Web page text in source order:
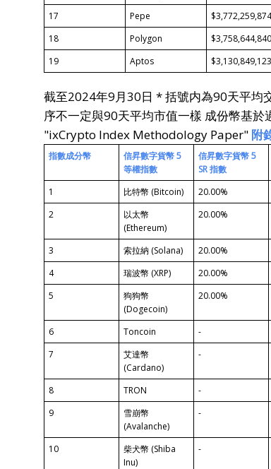
17
Pepe
18
Polygon
19
Aptos
截至2024年9月30日 * 括號内為90天平均
序不一定與90天平均市值一樣 成份幣基
"ixCrypto Index Methodology Paper" 附
指數成分幣 信昇數字貨幣5
等權指數
信昇數字貨幣5
SR指數
1
比特幣 (Bitcoin) 20.00%
2
以太幣
(Ethereum)
20.00%
3 索拉納 (Solana) 20.00%
4
瑞波幣 (XRP) 20.00%
5
狗狗幣
(Dogecoin)
20.00%
6 Toncoin -
7
艾達幣
(Cardano)
-
8 TRON -
9
雪崩幣
(Avalanche)
-
10
柴犬幣 (Shiba
Inu)
-